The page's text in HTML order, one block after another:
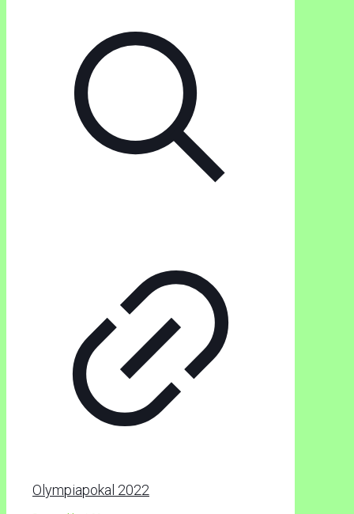
Olympiapokal 2022